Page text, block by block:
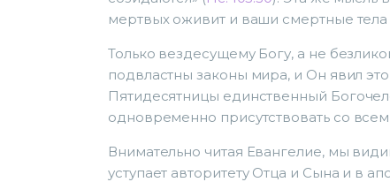
мертвых оживит и ваши смертные
Только вездесущему Богу, а не
подвластны законы мира, и Он явил
Пятидесятницы единственный
одновременно присутствовать со
Внимательно читая Евангелие, мы
уступает авторитету Отца и Сына и в